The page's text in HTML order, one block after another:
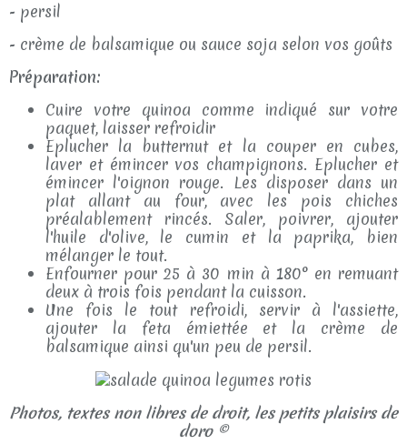
- persil
- crème de balsamique ou sauce soja selon vos goûts
Préparation:
Cuire votre quinoa comme indiqué sur votre
paquet, laisser refroidir
Eplucher la butternut et la couper en cubes,
laver et émincer vos champignons. Eplucher et
émincer l'oignon rouge. Les disposer dans un
plat allant au four, avec les pois chiches
préalablement rincés. Saler, poivrer, ajouter
l'huile d'olive, le cumin et la paprika, bien
mélanger le tout.
Enfourner pour 25 à 30 min à 180° en remuant
deux à trois fois pendant la cuisson.
Une fois le tout refroidi, servir à l'assiette,
ajouter la feta émiettée et la crème de
balsamique ainsi qu'un peu de persil.
Photos, textes non libres de droit, les petits plaisirs de
doro ©